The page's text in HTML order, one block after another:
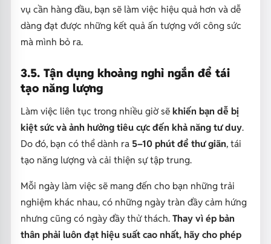
vụ cần hàng đầu, bạn sẽ làm việc hiệu quả hơn và dễ
dàng đạt được những kết quả ấn tượng với công sức
mà mình bỏ ra.
3.5. Tận dụng khoảng nghỉ ngắn để tái
tạo năng lượng
Làm việc liên tục trong nhiều giờ sẽ khiến bạn dễ bị
kiệt sức và ảnh hưởng tiêu cực đến khả năng tư duy.
Do đó, bạn có thể dành ra 5–10 phút để thư giãn, tái
tạo năng lượng và cải thiện sự tập trung.
Mỗi ngày làm việc sẽ mang đến cho bạn những trải
nghiệm khác nhau, có những ngày tràn đầy cảm hứng
nhưng cũng có ngày đầy thử thách. Thay vì ép bản
thân phải luôn đạt hiệu suất cao nhất, hãy cho phép